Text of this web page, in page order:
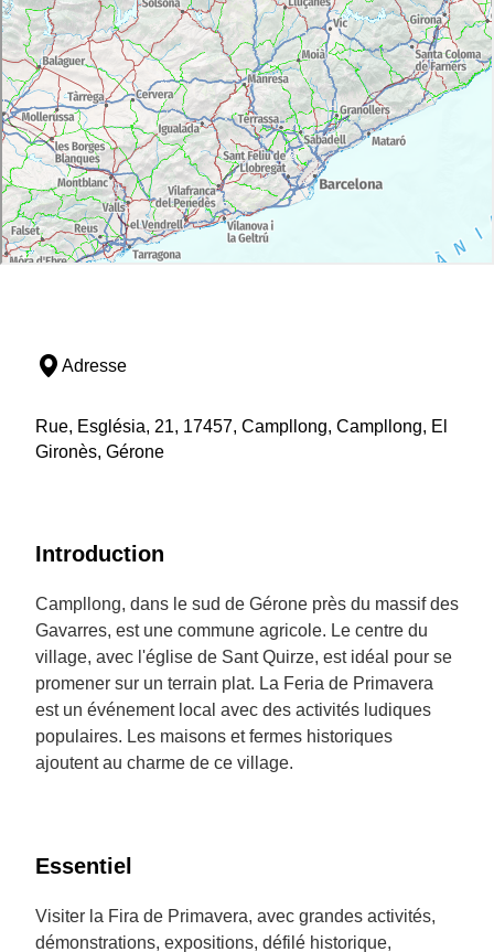
Adresse
Rue, Església, 21, 17457, Campllong, Campllong, El
Gironès, Gérone
Introduction
Campllong, dans le sud de Gérone près du massif des
Gavarres, est une commune agricole. Le centre du
village, avec l'église de Sant Quirze, est idéal pour se
promener sur un terrain plat. La Feria de Primavera
est un événement local avec des activités ludiques
populaires. Les maisons et fermes historiques
ajoutent au charme de ce village.
Essentiel
Visiter la Fira de Primavera, avec grandes activités,
démonstrations, expositions, défilé historique,